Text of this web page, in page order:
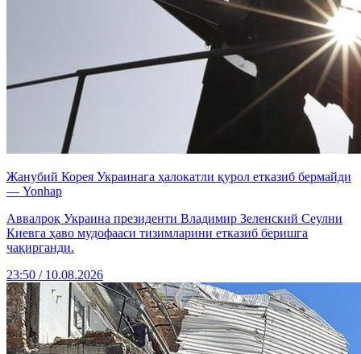
Жанубий Корея Украинага ҳалокатли қурол етказиб бермайди
— Yonhap
Аввалроқ Украина президенти Владимир Зеленский Сеулни
Киевга ҳаво мудофааси тизимларини етказиб беришга
чақирганди.
23:50 / 10.08.2026